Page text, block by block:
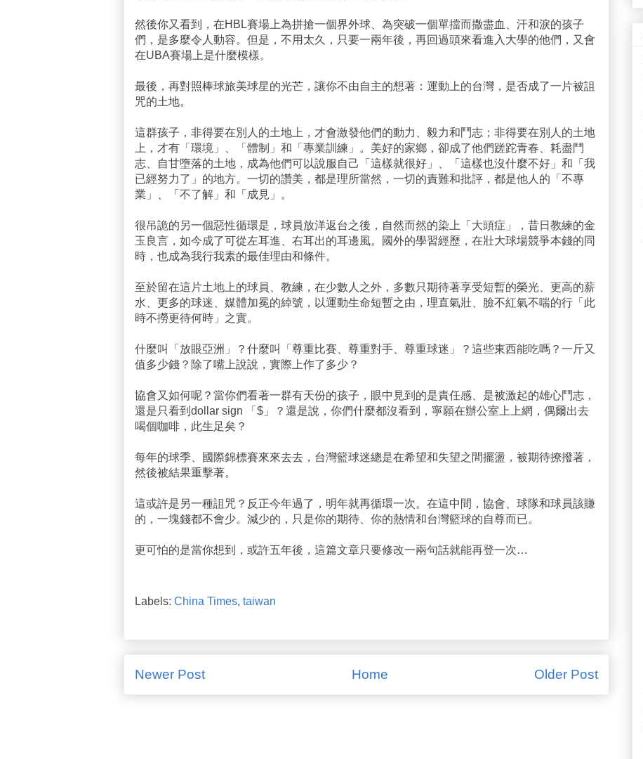
然後你又看到，在HBL賽場上為拼搶一個界外球、為突破一個單擋而撒盡血、汗和淚的孩子
們，是多麼令人動容。但是，不用太久，只要一兩年後，再回過頭來看進入大學的他們，又會
在UBA賽場上是什麼模樣。
最後，再對照棒球旅美球星的光芒，讓你不由自主的想著：運動上的台灣，是否成了一片被詛
咒的土地。
這群孩子，非得要在別人的土地上，才會激發他們的動力、毅力和鬥志；非得要在別人的土地
上，才有「環境」、「體制」和「專業訓練」。美好的家鄉，卻成了他們蹉跎青春、耗盡鬥
志、自甘墮落的土地，成為他們可以說服自己「這樣就很好」、「這樣也沒什麼不好」和「我
已經努力了」的地方。一切的讚美，都是理所當然，一切的責難和批評，都是他人的「不專
業」、「不了解」和「成見」。
很吊詭的另一個惡性循環是，球員放洋返台之後，自然而然的染上「大頭症」，昔日教練的金
玉良言，如今成了可從左耳進、右耳出的耳邊風。國外的學習經歷，在壯大球場競爭本錢的同
時，也成為我行我素的最佳理由和條件。
至於留在這片土地上的球員、教練，在少數人之外，多數只期待著享受短暫的榮光、更高的薪
水、更多的球迷、媒體加冕的綽號，以運動生命短暫之由，理直氣壯、臉不紅氣不喘的行「此
時不撈更待何時」之實。
什麼叫「放眼亞洲」？什麼叫「尊重比賽、尊重對手、尊重球迷」？這些東西能吃嗎？一斤又
值多少錢？除了嘴上說說，實際上作了多少？
協會又如何呢？當你們看著一群有天份的孩子，眼中見到的是責任感、是被激起的雄心鬥志，
還是只看到dollar sign 「$」？還是說，你們什麼都沒看到，寧願在辦公室上上網，偶爾出去
喝個咖啡，此生足矣？
每年的球季、國際錦標賽來來去去，台灣籃球迷總是在希望和失望之間擺盪，被期待撩撥著，
然後被結果重擊著。
這或許是另一種詛咒？反正今年過了，明年就再循環一次。在這中間，協會、球隊和球員該賺
的，一塊錢都不會少。減少的，只是你的期待、你的熱情和台灣籃球的自尊而已。
更可怕的是當你想到，或許五年後，這篇文章只要修改一兩句話就能再登一次…
Labels: China Times, taiwan
Newer Post Older Post
Home